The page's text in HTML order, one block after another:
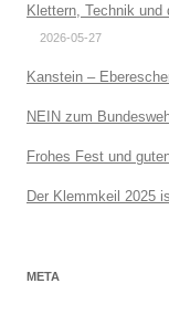
Klettern, Technik
2026-05-27
Kanstein –
NEIN zum
Frohes Fest und
Der Klemmkeil 2025
META